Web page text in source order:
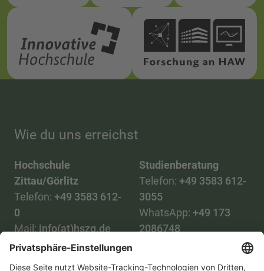
Wie du uns erreichst
Hochschule
Zittau/Görlitz
Telefon: +49 3583 612-
0
Mail: info(at)hszg.de
Studienberatung
Telefon: +49 3583 612-
3055
WhatsApp: +49 173
2086748